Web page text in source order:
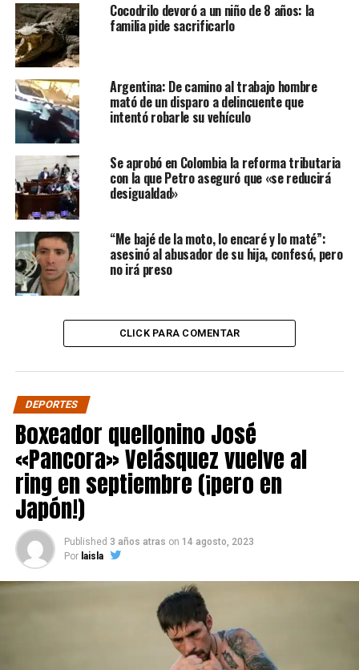
Cocodrilo devoró a un niño de 8 años: la
familia pide sacrificarlo
Argentina: De camino al trabajo hombre
mató de un disparo a delincuente que
intentó robarle su vehículo
Se aprobó en Colombia la reforma tributaria
con la que Petro aseguró que «se reducirá
desigualdad»
“Me bajé de la moto, lo encaré y lo maté”:
asesinó al abusador de su hija, confesó, pero
no irá preso
CLICK PARA COMENTAR
DEPORTES
Boxeador quellonino José
«Pancora» Velásquez vuelve al
ring en septiembre (¡pero en
Japón!)
Published 3 años atras on 14 agosto, 2023
Por laisla